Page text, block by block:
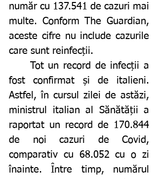
număr cu 137.541 de cazuri mai
multe. Conform The Guardian,
aceste cifre nu include cazurile
care sunt reinfecții.
fost confirmat și de italieni.
Astfel, în cursul zilei de astăzi,
ministrul italian al Sănătății a
raportat un record de 170.844
de noi cazuri de Covid,
comparativ cu 68.052 cu o zi
înainte. Între timp, numărul